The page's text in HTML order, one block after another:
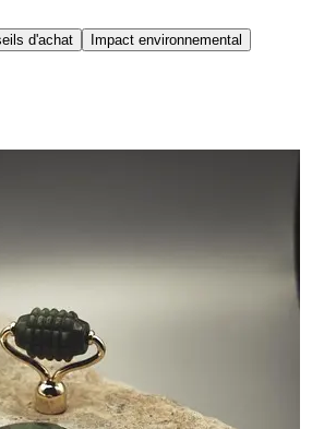
d'achat Impact environnemental